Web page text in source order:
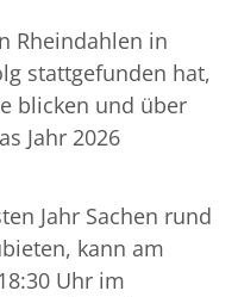
Rheindahlen in
stattgefunden hat,
blicken und über
Jahr 2026
Jahr Sachen rund
kann am
Uhr im